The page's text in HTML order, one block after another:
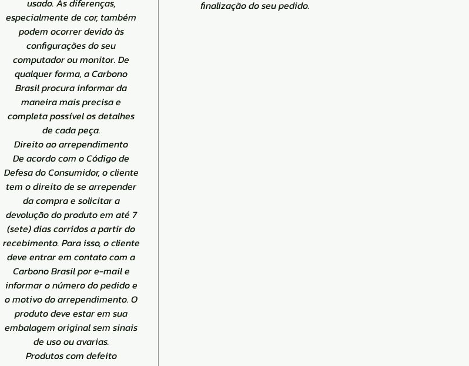
especialmente de cor, também
podem ocorrer devido às
configurações do seu
computador ou monitor. De
qualquer forma, a Carbono
Brasil procura informar da
maneira mais precisa e
completa possível os detalhes
de cada peça.
Direito ao arrependimento
De acordo com o Código de
Defesa do Consumidor, o cliente
tem o direito de se arrepender
da compra e solicitar a
devolução do produto em até 7
(sete) dias corridos a partir do
recebimento. Para isso, o cliente
deve entrar em contato com a
Carbono Brasil por e-mail e
informar o número do pedido e
o motivo do arrependimento. O
produto deve estar em sua
embalagem original sem sinais
de uso ou avarias.
Produtos com defeito
finalização do seu pedido.